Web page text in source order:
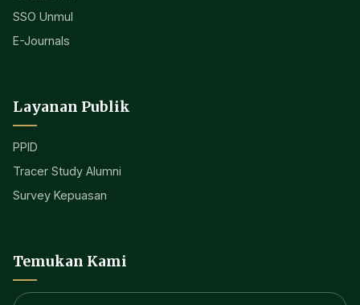
SSO Unmul
E-Journals
Layanan Publik
PPID
Tracer Study Alumni
Survey Kepuasan
Temukan Kami